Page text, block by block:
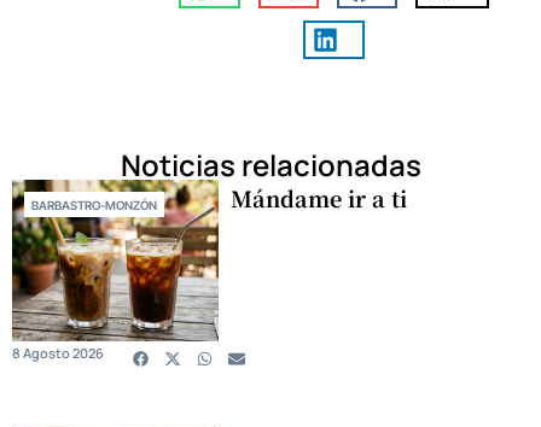
Noticias relacionadas
BARBASTRO-MONZÓN Mándame ir a ti
8 Agosto 2026